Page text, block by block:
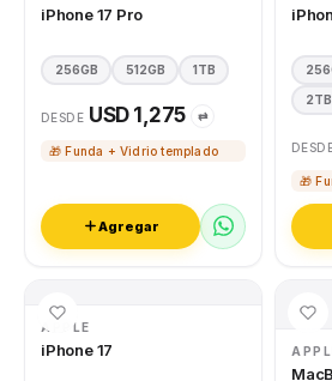
iPhone 17 Pro
256GB 512GB 1TB
DESDE USD 1,275 ⇄
🎁 Funda + Vidrio templado
Agregar
2TB
🎁
APPLE
iPhone 17